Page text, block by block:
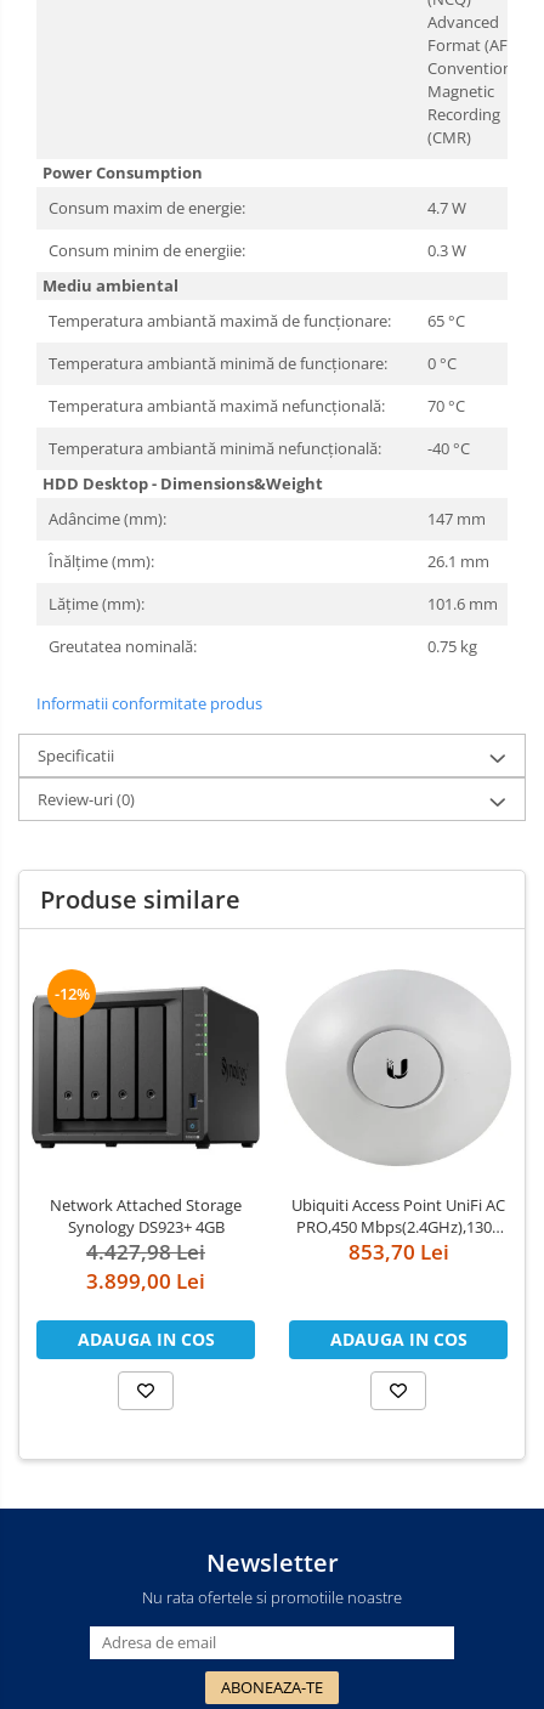
Advanced
Format (AF)
Conventional
Magnetic
Recording
(CMR)
Power Consumption
Consum maxim de energie:
4.7 W
Consum minim de energiie:
0.3 W
Mediu ambiental
Temperatura ambiantă maximă de funcționare:
65 °C
Temperatura ambiantă minimă de funcționare:
0 °C
Temperatura ambiantă maximă nefuncțională:
70 °C
Temperatura ambiantă minimă nefuncțională:
-40 °C
HDD Desktop - Dimensions&Weight
Adâncime (mm):
147 mm
Înălțime (mm):
26.1 mm
Lățime (mm):
101.6 mm
Greutatea nominală:
0.75 kg
Informatii conformitate produs
Specificatii
Review-uri(0)
Produse similare
-12%
Network Attached Storage
Synology DS923+ 4GB
4.427,98 Lei
3.899,00 Lei
ADAUGA IN COS
Ubiquiti Access Point UniFi AC
PRO,450 Mbps(2.4GHz),1300
Mbps(5GHz), Passive PoE, 48V
MIMO (2.4GHz and
5GHz),250+ Co
853,70 Lei
ADAUGA IN COS
Newsletter
Nu rata ofertele si promotiile noastre